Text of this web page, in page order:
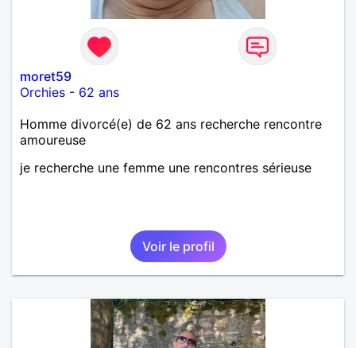
moret59
Orchies - 62 ans
Homme divorcé(e) de 62 ans recherche rencontre
amoureuse
je recherche une femme une rencontres sérieuse
Voir le profil